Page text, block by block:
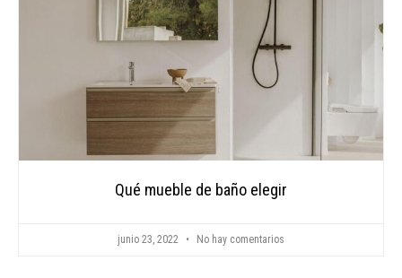
Qué mueble de baño elegir
junio 23, 2022 No hay comentarios